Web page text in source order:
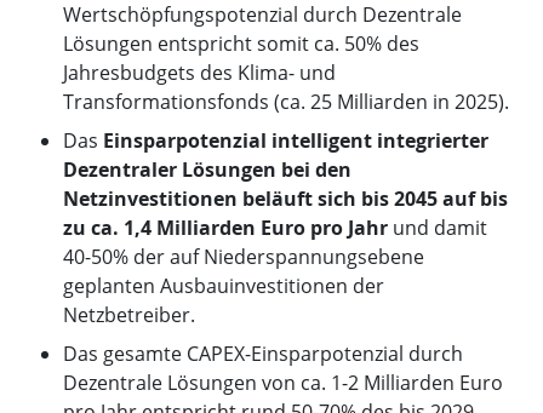
Wertschöpfungspotenzial durch Dezentrale
Lösungen entspricht somit ca. 50% des
Jahresbudgets des Klima- und
Transformationsfonds (ca. 25 Milliarden in 2025).
Das Einsparpotenzial intelligent integrierter
Dezentraler Lösungen bei den
Netzinvestitionen beläuft sich bis 2045 auf bis
zu ca. 1,4 Milliarden Euro pro Jahr und damit
40-50% der auf Niederspannungsebene
geplanten Ausbauinvestitionen der
Netzbetreiber.
Das gesamte CAPEX-Einsparpotenzial durch
Dezentrale Lösungen von ca. 1-2 Milliarden Euro